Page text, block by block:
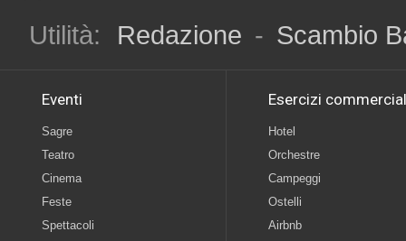
Utilità:
Redazione - Scambio
Eventi
Sagre
Teatro
Cinema
Feste
Spettacoli
Esercizi
Hotel
Orchestre
Campeggi
Ostelli
Airbnb